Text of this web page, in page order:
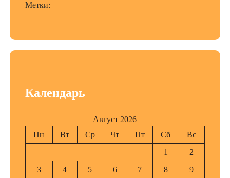
Метки:
Календарь
Август 2026
Пн
Вт Ср Чт Пт Сб
Вс
1
2
3
4 5 6 7 8
9